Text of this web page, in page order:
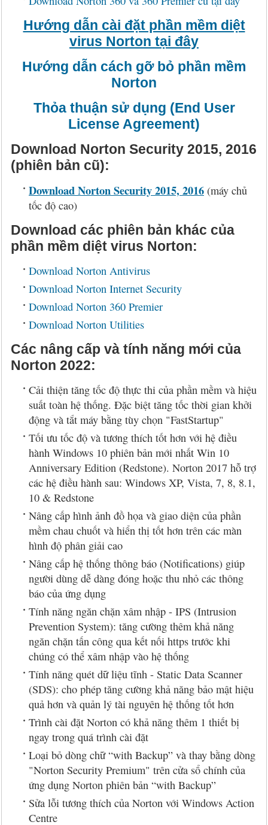
Hướng dẫn cài đặt phần mềm diệt
virus Norton tại đây
Hướng dẫn cách gỡ bỏ phần mềm
Norton
Thỏa thuận sử dụng (End User
License Agreement)
Download Norton Security 2015, 2016
(phiên bản cũ):
Download Norton Security 2015, 2016 (máy chủ
tốc độ cao)
Download các phiên bản khác của
phần mềm diệt virus Norton:
Download Norton Antivirus
Download Norton Internet Security
Download Norton 360 Premier
Download Norton Utilities
Các nâng cấp và tính năng mới của
Norton 2022:
Cải thiện tăng tốc độ thực thi của phần mềm và hiệu
suất toàn hệ thống. Đặc biệt tăng tốc thời gian khởi
động và tắt máy bằng tùy chọn "FastStartup"
Tối ưu tốc độ và tương thích tốt hơn với hệ điều
hành Windows 10 phiên bản mới nhất Win 10
Anniversary Edition (Redstone). Norton 2017 hỗ trợ
các hệ điều hành sau: Windows XP, Vista, 7, 8, 8.1,
10 & Redstone
Nâng cấp hình ảnh đồ họa và giao diện của phần
mềm chau chuốt và hiển thị tốt hơn trên các màn
hình độ phân giải cao
Nâng cấp hệ thống thông báo (Notifications) giúp
người dùng dễ dàng đóng hoặc thu nhỏ các thông
báo của ứng dụng
Tính năng ngăn chặn xâm nhập - IPS (Intrusion
Prevention System): tăng cường thêm khả năng
ngăn chặn tấn công qua kết nối https trước khi
chúng có thể xâm nhập vào hệ thống
Tính năng quét dữ liệu tĩnh - Static Data Scanner
(SDS): cho phép tăng cường khả năng bảo mật hiệu
quả hơn và quản lý tài nguyên hệ thống tốt hơn
Trình cài đặt Norton có khả năng thêm 1 thiết bị
ngay trong quá trình cài đặt
Loại bỏ dòng chữ “with Backup” và thay bằng dòng
"Norton Security Premium" trên cửa sổ chính của
ứng dụng Norton phiên bản “with Backup”
Sửa lỗi tương thích của Norton với Windows Action
Centre